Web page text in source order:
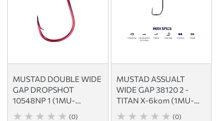
MUSTAD DOUBLE WIDE
GAP DROPSHOT
10548NP 1 (1MU-
10548NP-BN-1)
(0)
MUSTAD ASSUALT
WIDE GAP 38120 2 -
TITAN X-6kom (1MU-
38120AP-TX-2)
(0)